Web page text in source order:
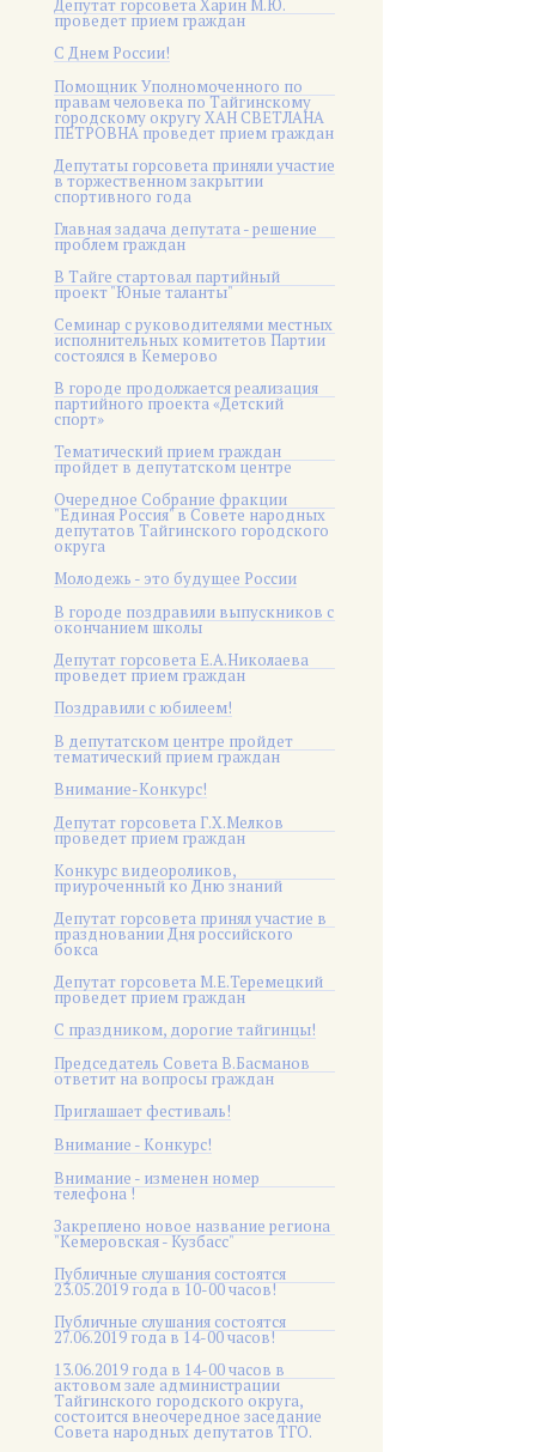
Депутат горсовета Харин М.Ю.
проведет прием граждан
С Днем России!
Помощник Уполномоченного по
правам человека по Тайгинскому
городскому округу ХАН СВЕТЛАНА
ПЕТРОВНА проведет прием граждан
Депутаты горсовета приняли участие
в торжественном закрытии
спортивного года
Главная задача депутата - решение
проблем граждан
В Тайге стартовал партийный
проект "Юные таланты"
Семинар с руководителями местных
исполнительных комитетов Партии
состоялся в Кемерово
В городе продолжается реализация
партийного проекта «Детский
спорт»
Тематический прием граждан
пройдет в депутатском центре
Очередное Собрание фракции
"Единая Россия" в Совете народных
депутатов Тайгинского городского
округа
Молодежь - это будущее России
В городе поздравили выпускников с
окончанием школы
Депутат горсовета Е.А.Николаева
проведет прием граждан
Поздравили с юбилеем!
В депутатском центре пройдет
тематический прием граждан
Внимание-Конкурс!
Депутат горсовета Г.Х.Мелков
проведет прием граждан
Конкурс видеороликов,
приуроченный ко Дню знаний
Депутат горсовета принял участие в
праздновании Дня российского
бокса
Депутат горсовета М.Е.Теремецкий
проведет прием граждан
С праздником, дорогие тайгинцы!
Председатель Совета В.Басманов
ответит на вопросы граждан
Приглашает фестиваль!
Внимание - Конкурс!
Внимание - изменен номер
телефона !
Закреплено новое название региона
"Кемеровская - Кузбасс"
Публичные слушания состоятся
23.05.2019 года в 10-00 часов!
Публичные слушания состоятся
27.06.2019 года в 14-00 часов!
13.06.2019 года в 14-00 часов в
актовом зале администрации
Тайгинского городского округа,
состоится внеочередное заседание
Совета народных депутатов ТГО.